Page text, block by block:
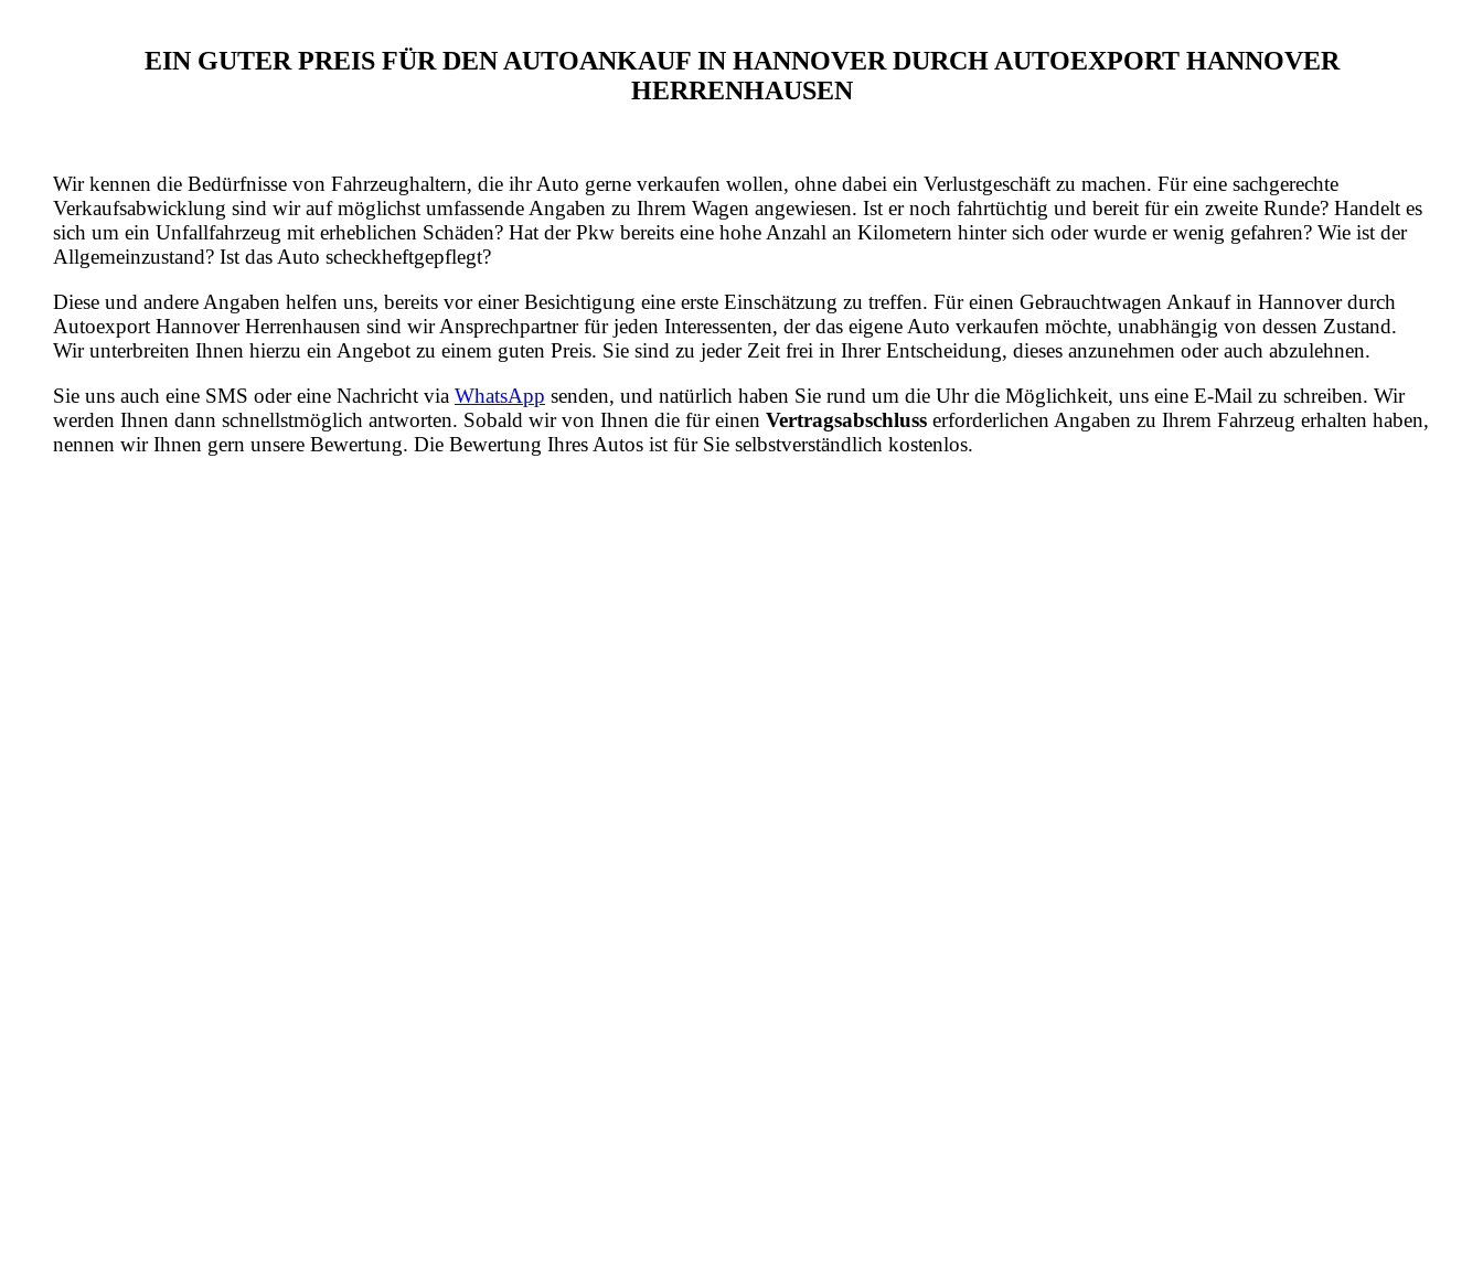
EIN GUTER PREIS FÜR DEN AUTOANKAUF IN HANNOVER DURCH AUTOEXPORT HANNOVER
HERRENHAUSEN
Wir kennen die Bedürfnisse von Fahrzeughaltern, die ihr Auto gerne verkaufen wollen, ohne dabei ein Verlustgeschäft zu machen. Für eine sachgerechte
Verkaufsabwicklung sind wir auf möglichst umfassende Angaben zu Ihrem Wagen angewiesen. Ist er noch fahrtüchtig und bereit für ein zweite Runde? Handelt es
sich um ein Unfallfahrzeug mit erheblichen Schäden? Hat der Pkw bereits eine hohe Anzahl an Kilometern hinter sich oder wurde er wenig gefahren? Wie ist der
Allgemeinzustand? Ist das Auto scheckheftgepflegt?
Diese und andere Angaben helfen uns, bereits vor einer Besichtigung eine erste Einschätzung zu treffen. Für einen Gebrauchtwagen Ankauf in Hannover durch
Autoexport Hannover Herrenhausen sind wir Ansprechpartner für jeden Interessenten, der das eigene Auto verkaufen möchte, unabhängig von dessen Zustand.
Wir unterbreiten Ihnen hierzu ein Angebot zu einem guten Preis. Sie sind zu jeder Zeit frei in Ihrer Entscheidung, dieses anzunehmen oder auch abzulehnen.
Sie uns auch eine SMS oder eine Nachricht via WhatsApp senden, und natürlich haben Sie rund um die Uhr die Möglichkeit, uns eine E-Mail zu schreiben. Wir
werden Ihnen dann schnellstmöglich antworten. Sobald wir von Ihnen die für einen Vertragsabschluss erforderlichen Angaben zu Ihrem Fahrzeug erhalten haben,
nennen wir Ihnen gern unsere Bewertung. Die Bewertung Ihres Autos ist für Sie selbstverständlich kostenlos.